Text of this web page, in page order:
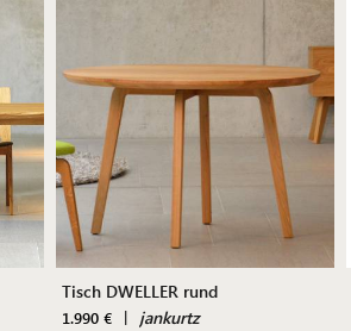
Tisch DWELLER rund
1.990 € | jankurtz